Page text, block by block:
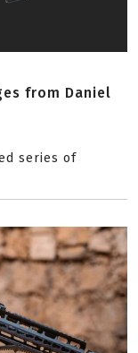
from Daniel
series of